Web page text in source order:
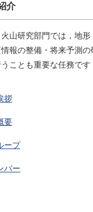
介
山研究部門では，地
報の整備・将来予測
ことも重要な任務です
拶
要
ープ
バー